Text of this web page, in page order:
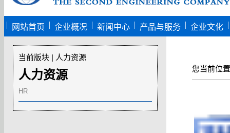
| 网站首页 | 企业概况 | 新闻中心 | 产品与服务 | 企业文化 |
当前版块 | 人力资源
人力资源
HR
您当前位